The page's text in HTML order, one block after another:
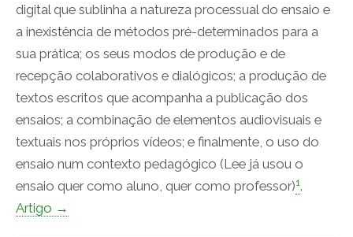
digital que sublinha a natureza processual do ensaio e
a inexistência de métodos pré-determinados para a
sua prática; os seus modos de produção e de
recepção colaborativos e dialógicos; a produção de
textos escritos que acompanha a publicação dos
ensaios; a combinação de elementos audiovisuais e
textuais nos próprios vídeos; e finalmente, o uso do
ensaio num contexto pedagógico (Lee já usou o
ensaio quer como aluno, quer como professor)1.
Artigo →